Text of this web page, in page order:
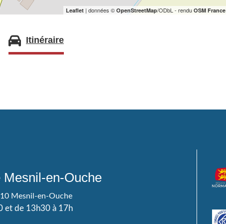
Leaflet | données ©OpenStreetMap/ODbL - renduOSM France
Itinéraire
en-Ouche
Mesnil-en-Ouche
et de 13h30 à 17h